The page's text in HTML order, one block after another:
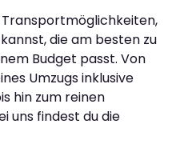
die am besten zu
Budget passt. Von
Umzugs inklusive
hin zum reinen
uns findest du die